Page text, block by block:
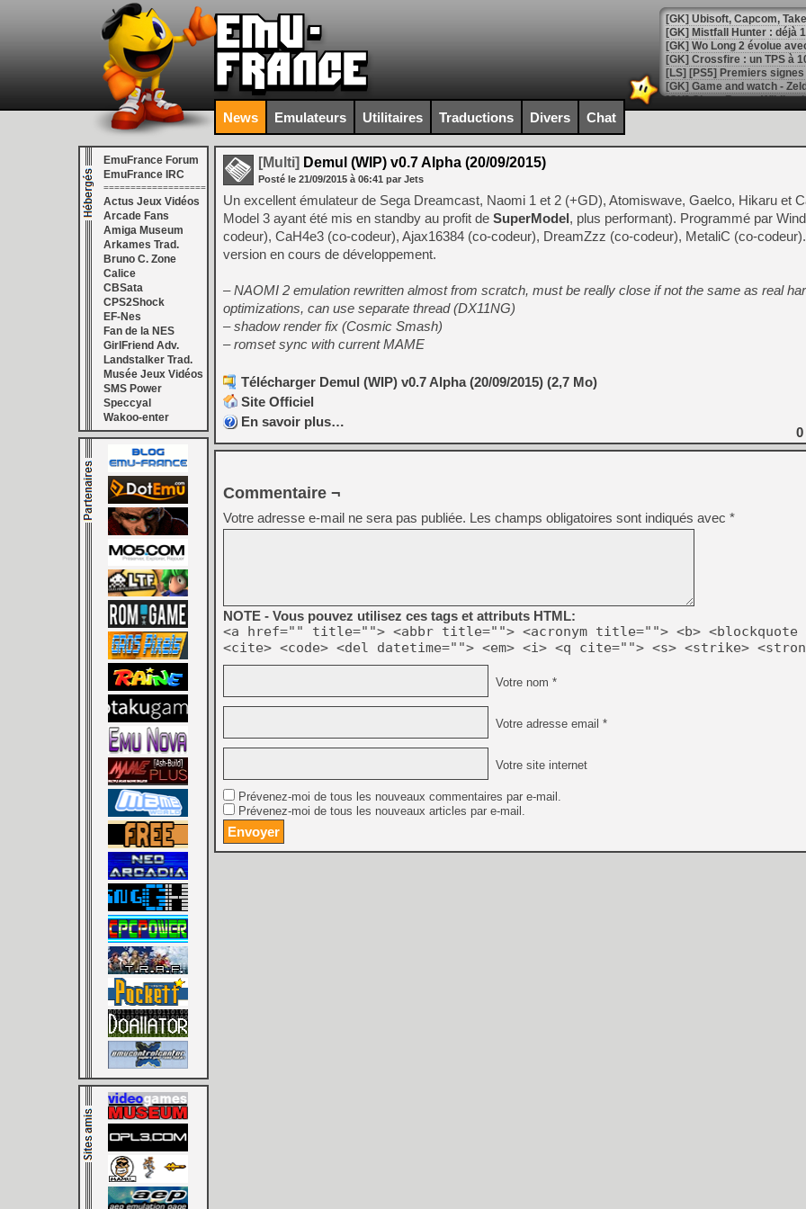
[GK] Mistfall Hunter : déjà
[GK] Wo Long 2 évolue
[GK] Crossfire : un TPS à
[LS] [PS5] Premiers
[Mo5] DOOM arrive en
[GK] Bethesda fête les 30
[GK] Roblox : l'action en
[GK] Agenda - GeForce
[LS] [PS5] ps5-y2jb-
[GK] Pourquoi Marvel
[GK] Test : Restory : Chill
[GK] GTA 6 : Rockstar
[GK] Hot Wheels Infinite
[GK] Mémoire cash -
[GK] Résultats Nintendo :
[GK] Déjà des
[Mo5] Brickboy cherche à
[GK] Minecraft et ses «
[GK] Beast of
[GK] Mémoire cash -
[GK] Dan Houser (GTA)
[GK] Comment EA Sports
[GK] Crimson Moon : un
[GK] Isle of Reveries : le
[GK] Moonlighter 2 : The
[GK] Capcom relance
[Mo5] Deux inédits du
News Emulateurs Utilitaires Traductions Divers Chat
EmuFrance Forum
EmuFrance IRC
===================
Actus Jeux Vidéos
Arcade Fans
Amiga Museum
Arkames Trad.
Bruno C. Zone
Calice
CBSata
CPS2Shock
EF-Nes
Fan de la NES
GirlFriend Adv.
Landstalker Trad.
Musée Jeux Vidéos
SMS Power
Speccyal
Wakoo-enter
[Multi] Demul (WIP) v0.7 Alpha (20/09/2015)
Posté le 21/09/2015 à 06:41 par Jets
Un excellent émulateur de Sega Dreamcast, Naomi 1 et 2 (+GD), Atomiswave, Gaelco, Hikaru et
Model 3 ayant été mis en standby au profit de SuperModel, plus performant). Programmé par
codeur), CaH4e3 (co-codeur), Ajax16384 (co-codeur), DreamZzz (co-codeur), MetaliC (co-codeur).
version en cours de développement.
– NAOMI 2 emulation rewritten almost from scratch, must be really close if not the same as real
optimizations, can use separate thread (DX11NG)
– shadow render fix (Cosmic Smash)
– romset sync with current MAME
Télécharger Demul (WIP) v0.7 Alpha (20/09/2015) (2,7 Mo)
Site Officiel
En savoir plus…
0
Commentaire ¬
Votre adresse e-mail ne sera pas publiée. Les champs obligatoires sont indiqués avec *
NOTE - Vous pouvez utilisez ces tags et attributs HTML:
<a href="" title=""> <abbr title=""> <acronym title=""> <b> <blockquote
<cite> <code> <del datetime=""> <em> <i> <q cite=""> <s> <strike>
Votre nom *
Votre adresse email *
Votre site internet
Prévenez-moi de tous les nouveaux commentaires par e-mail.
Prévenez-moi de tous les nouveaux articles par e-mail.